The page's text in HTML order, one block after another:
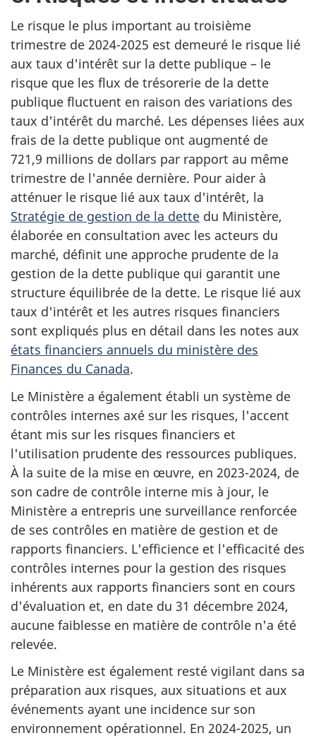
Le risque le plus important au troisième
trimestre de 2024-2025 est demeuré le risque lié
aux taux d'intérêt sur la dette publique – le
risque que les flux de trésorerie de la dette
publique fluctuent en raison des variations des
taux d'intérêt du marché. Les dépenses liées aux
frais de la dette publique ont augmenté de
721,9 millions de dollars par rapport au même
trimestre de l'année dernière. Pour aider à
atténuer le risque lié aux taux d'intérêt, la
Stratégie de gestion de la dette du Ministère,
élaborée en consultation avec les acteurs du
marché, définit une approche prudente de la
gestion de la dette publique qui garantit une
structure équilibrée de la dette. Le risque lié aux
taux d'intérêt et les autres risques financiers
sont expliqués plus en détail dans les notes aux
états financiers annuels du ministère des
Finances du Canada.
Le Ministère a également établi un système de
contrôles internes axé sur les risques, l'accent
étant mis sur les risques financiers et
l'utilisation prudente des ressources publiques.
À la suite de la mise en œuvre, en 2023-2024, de
son cadre de contrôle interne mis à jour, le
Ministère a entrepris une surveillance renforcée
de ses contrôles en matière de gestion et de
rapports financiers. L'efficience et l'efficacité des
contrôles internes pour la gestion des risques
inhérents aux rapports financiers sont en cours
d'évaluation et, en date du 31 décembre 2024,
aucune faiblesse en matière de contrôle n'a été
relevée.
Le Ministère est également resté vigilant dans sa
préparation aux risques, aux situations et aux
événements ayant une incidence sur son
environnement opérationnel. En 2024-2025, un